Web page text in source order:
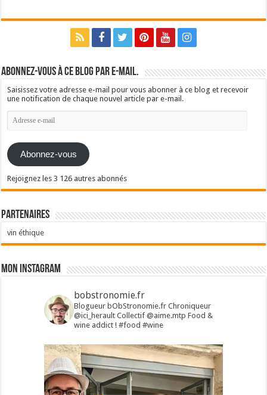
Abonnez-vous à ce blog par e-mail.
Saisissez votre adresse e-mail pour vous abonner à ce blog et recevoir
une notification de chaque nouvel article par e-mail.
Adresse
e-
Abonnez-vous
Rejoignez les 3 126 autres abonnés
Partenaires
vin éthique
Mon Instagram
bobstronomie.fr
Blogueur bObStronomie.fr Chroniqueur
@ici_heraultCollectif @aime.mtp Food &
wine addict !#food #wine